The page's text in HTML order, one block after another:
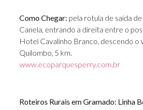
Como Chegar: pela rotula de saída
Canela, entrando a direita entre o
Hotel Cavalinho Branco, descendo o
Quilombo, 5 km.
www.ecoparquesperry.com.br
Roteiros Rurais em Gramado: Linha